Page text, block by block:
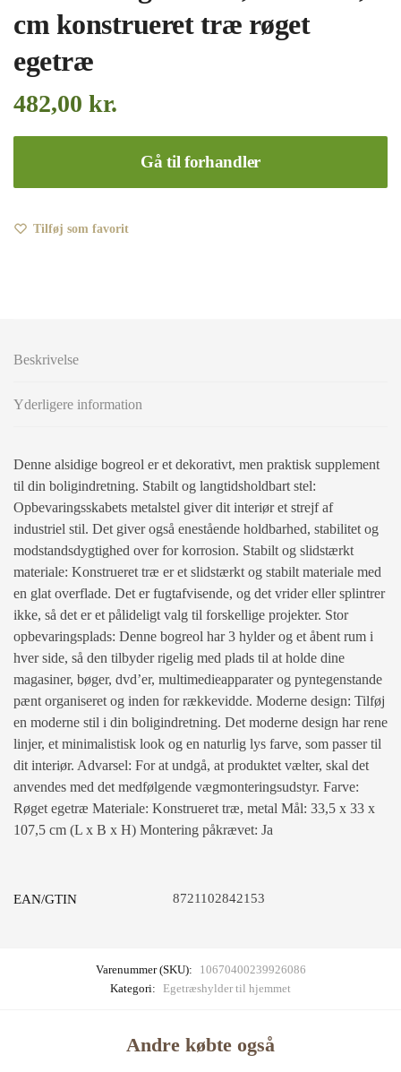
cm konstrueret træ røget
egetræ
482,00 kr.
Gå til forhandler
Tilføj som favorit
Beskrivelse
Yderligere information
Denne alsidige bogreol er et dekorativt, men praktisk supplement
til din boligindretning. Stabilt og langtidsholdbart stel:
Opbevaringsskabets metalstel giver dit interiør et strejf af
industriel stil. Det giver også enestående holdbarhed, stabilitet og
modstandsdygtighed over for korrosion. Stabilt og slidstærkt
materiale: Konstrueret træ er et slidstærkt og stabilt materiale med
en glat overflade. Det er fugtafvisende, og det vrider eller splintrer
ikke, så det er et pålideligt valg til forskellige projekter. Stor
opbevaringsplads: Denne bogreol har 3 hylder og et åbent rum i
hver side, så den tilbyder rigelig med plads til at holde dine
magasiner, bøger, dvd’er, multimedieapparater og pyntegenstande
pænt organiseret og inden for rækkevidde. Moderne design: Tilføj
en moderne stil i din boligindretning. Det moderne design har rene
linjer, et minimalistisk look og en naturlig lys farve, som passer til
dit interiør. Advarsel: For at undgå, at produktet vælter, skal det
anvendes med det medfølgende vægmonteringsudstyr. Farve:
Røget egetræ Materiale: Konstrueret træ, metal Mål: 33,5 x 33 x
107,5 cm (L x B x H) Montering påkrævet: Ja
EAN/GTIN 8721102842153
Varenummer (SKU):
10670400239926086
Kategori: Egetræshylder til hjemmet
Andre købte også